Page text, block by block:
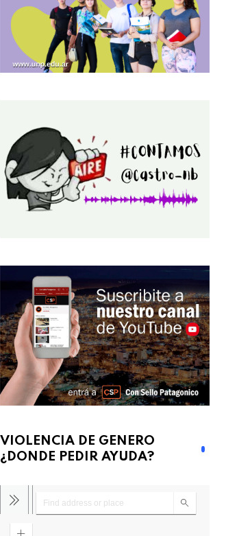
VIOLENCIA DE GENERO
¿DONDE PEDIR AYUDA?